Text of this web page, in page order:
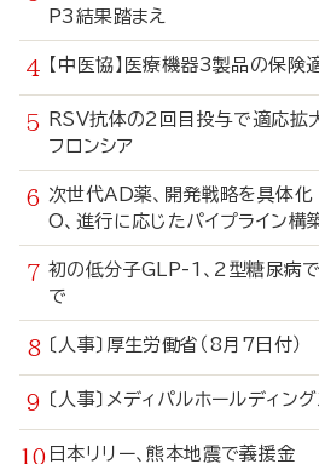
P3結果踏まえ
【中医協】医療機器3製品の保
RSV抗体の2回目投与で適応
フロンシア
次世代AD薬、開発戦略を具体
O、進行に応じたパイプライン構
初の低分子GLP-1、2型糖尿病
で
〔人事〕厚生労働省（8月7日付
〔人事〕メディパルホールディ
日本リリー、熊本地震で義援金